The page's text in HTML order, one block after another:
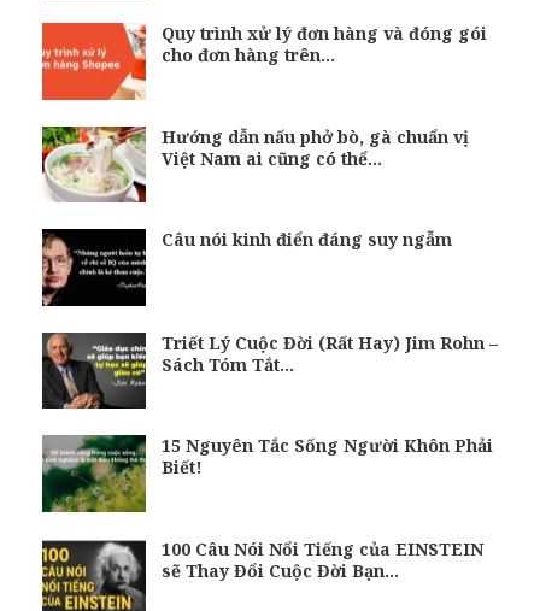
Quy trình xử lý đơn hàng và đóng gói
cho đơn hàng trên…
Hướng dẫn nấu phở bò, gà chuẩn vị
Việt Nam ai cũng có thể…
Câu nói kinh điển đáng suy ngẫm
Triết Lý Cuộc Đời (Rất Hay) Jim Rohn –
Sách Tóm Tắt…
15 Nguyên Tắc Sống Người Khôn Phải
Biết!
100 Câu Nói Nổi Tiếng của EINSTEIN
sẽ Thay Đổi Cuộc Đời Bạn…